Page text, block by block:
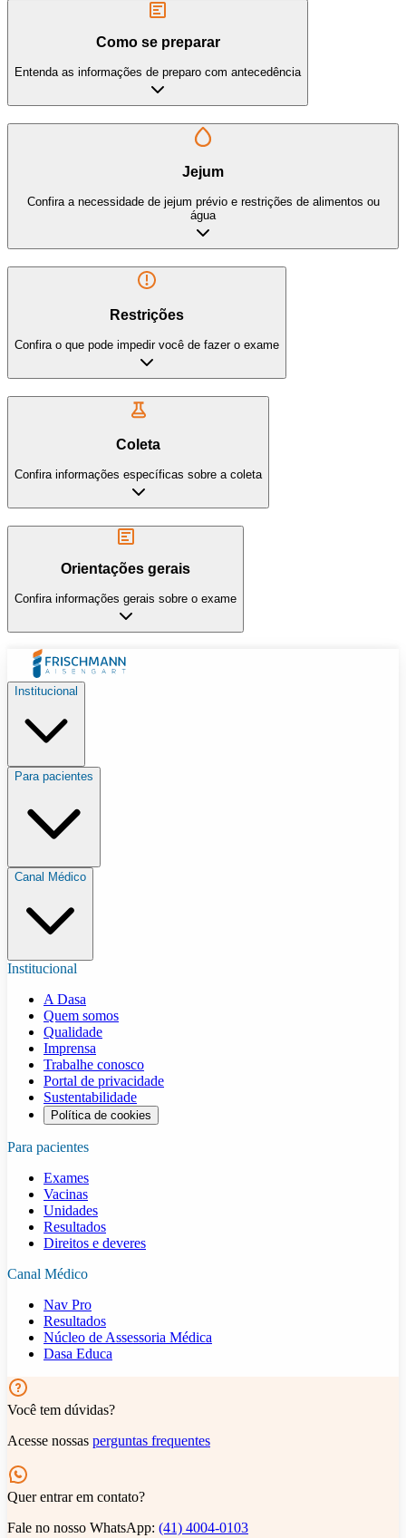
Como se preparar
Entenda as informações de preparo com antecedência
Jejum
Confira a necessidade de jejum prévio e restrições de alimentos ou
água
Restrições
Confira o que pode impedir você de fazer o exame
Coleta
Confira informações específicas sobre a coleta
Orientações gerais
Confira informações gerais sobre o exame
Institucional
Para pacientes
Canal Médico
Institucional
A Dasa
Quem somos
Qualidade
Imprensa
Trabalhe conosco
Portal de privacidade
Sustentabilidade
Política de cookies
Para pacientes
Exames
Vacinas
Unidades
Resultados
Direitos e deveres
Canal Médico
Nav Pro
Resultados
Núcleo de Assessoria Médica
Dasa Educa
Você tem dúvidas?
Acesse nossas perguntas frequentes
Quer entrar em contato?
Fale no nosso WhatsApp: (41) 4004-0103